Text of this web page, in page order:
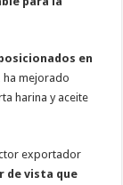
en
ha mejorado
harina y aceite
exportador
de vista que